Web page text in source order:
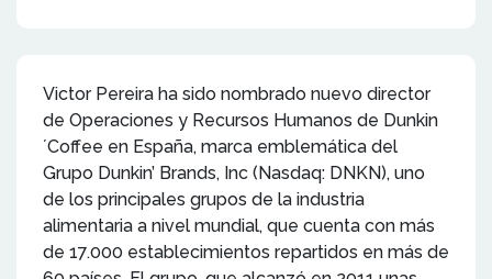
Victor Pereira ha sido nombrado nuevo director
de Operaciones y Recursos Humanos de Dunkin
´Coffee en España, marca emblemática del
Grupo Dunkin’ Brands, Inc (Nasdaq: DNKN), uno
de los principales grupos de la industria
alimentaria a nivel mundial, que cuenta con más
de 17.000 establecimientos repartidos en más de